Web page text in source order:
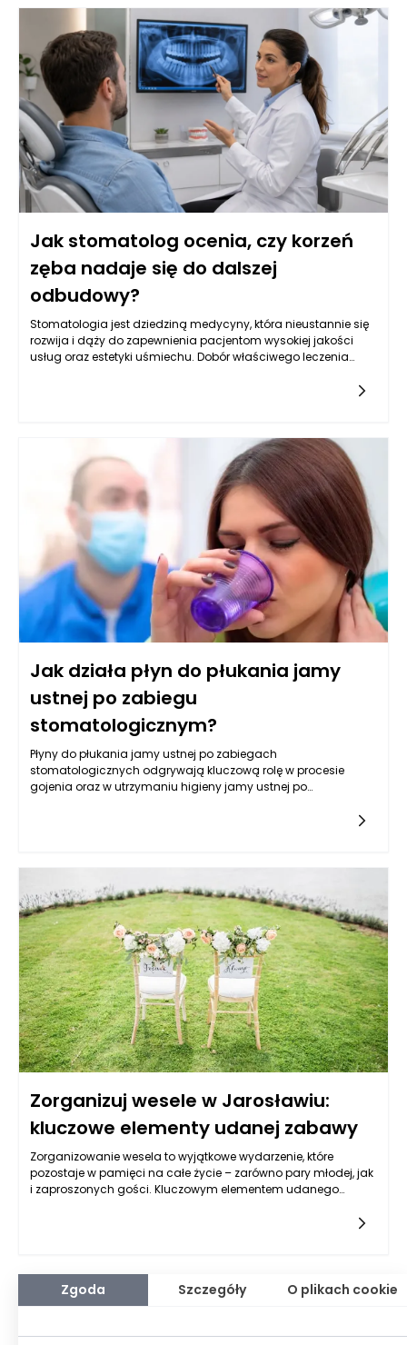
postępowania. W wielu przypadkach ponowne leczenie
kanałowe może uratować ząb, ale nie każdy przypadek jest
jednoznaczny. Stomatolog w Rzeszowie potrafi ocenić, kiedy
taka decyzja jest zasadne, a także jak skutecznie
przeprowadzić kolejne etapy terapii protetycznej, aby pacjent
mógł cieszyć się zdrowym uśmiechem.
Jak stomatolog ocenia, czy korzeń
zęba nadaje się do dalszej
odbudowy?
Stomatologia jest dziedziną medycyny, która nieustannie się
rozwija i dąży do zapewnienia pacjentom wysokiej jakości
usług oraz estetyki uśmiechu. Dobór właściwego leczenia
korzeni zęba, może wymagać zaawansowanej diagnostyki
dysponuje narzędziami oraz wiedzą, aby dokładnie ocenić,
czy korzeń zęba nadaje się do dalszej odbudowy. Dzięki
nowoczesnym technologiom, takim jak zdjęcia rentgenowskie
czy tomografia komputerowa, można mieć pewność, że
podejmowane decyzje są zawsze oparte na rzetelnych
danych.
Jak działa płyn do płukania jamy
ustnej po zabiegu
stomatologicznym?
Płyny do płukania jamy ustnej po zabiegach
stomatologicznych odgrywają kluczową rolę w procesie
gojenia oraz w utrzymaniu higieny jamy ustnej po
stomatologicznym, niezależnie od jego charakteru, w jamie
pacjenta. Płyny te są zaprojektowane tak, aby nie tylko
oczyszczać, ale również chronić tkanki oraz wspierać gojenie.
Ich działanie opiera się na różnych składnikach aktywnych,
które przynoszą szereg korzyści dla zdrowia jamy ustnej.
Zorganizuj wesele w Jarosławiu:
kluczowe elementy udanej zabawy
Zorganizowanie wesela to wyjątkowe wydarzenie, które
pozostaje w pamięci na całe życie – zarówno pary młodej, jak
i zaproszonych gości. Kluczowym elementem udanego
Jarosławiu znajduje się wiele pięknych sal weselnych –
zarówno nowoczesnych, jak i tych z klimatem dawnej
architektury – co pozwala każdej parze znaleźć coś
elastyczne podejście do potrzeb klientów oraz możliwość
Zgoda Szczegóły O plikach cookie